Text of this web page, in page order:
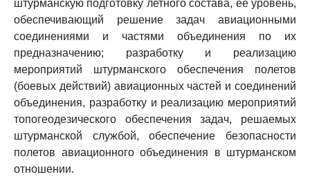
штурманскую подготовку летного состава, ее уровень,
обеспечивающий решение задач авиационными
соединениями и частями объединения по их
предназначению; разработку и реализацию
мероприятий штурманского обеспечения полетов
(боевых действий) авиационных частей и соединений
объединения, разработку и реализацию мероприятий
топогеодезического обеспечения задач, решаемых
штурманской службой, обеспечение безопасности
полетов авиационного объединения в штурманском
отношении.